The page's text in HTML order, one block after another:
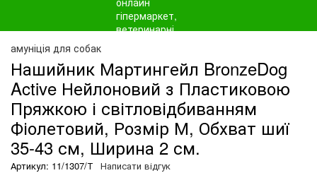
амуніція для собак
Нашийник Мартингейл BronzeDog
Active Нейлоновий з Пластиковою
Пряжкою і світловідбиванням
Фіолетовий, Розмір М, Обхват шиї
35-43 см, Ширина 2 см.
Артикул: 11/1307/Т Написати відгук